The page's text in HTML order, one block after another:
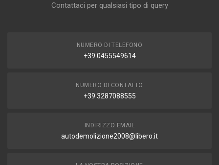
Contattaci per qualsiasi tipo di query
NUMERO DI TELEFONO
+39 0455549614
NUMERO DI CONTATTO
+39 3287088555
INDIRIZZO EMAIL
autodemolizione2008@libero.it